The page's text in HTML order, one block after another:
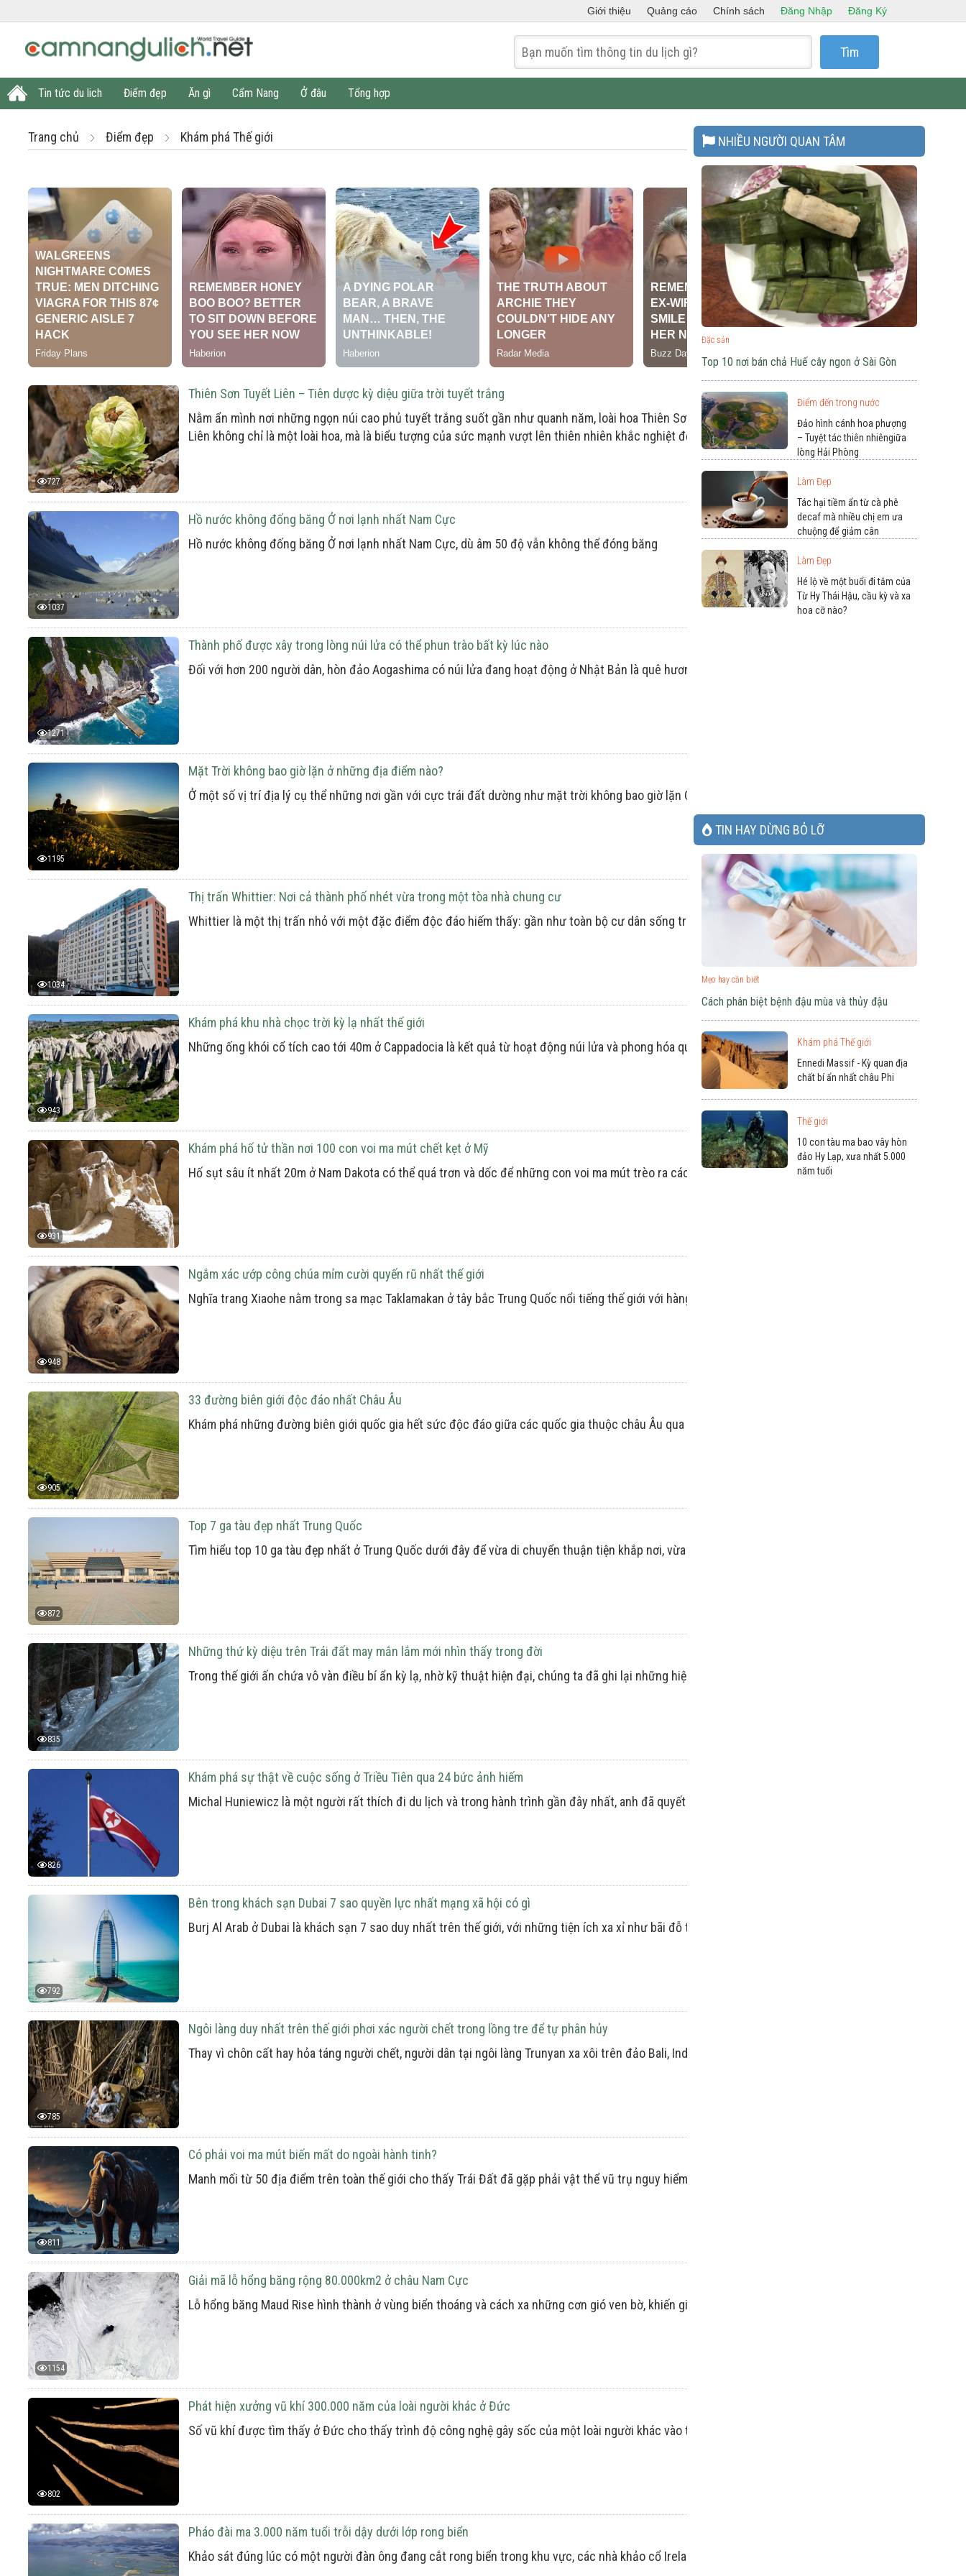
Giới thiệu Quảng cáo Chính sách Đăng Nhập Đăng Ký
Tìm
Tin tức du lich Điểm đẹp Ăn gì Cẩm Nang Ở đâu Tổng hợp
Trang chủ Điểm đẹp Khám phá Thế giới
727
Thiên Sơn Tuyết Liên – Tiên dược kỳ diệu giữa trời tuyết trắng
Nằm ẩn mình nơi những ngọn núi cao phủ tuyết trắng suốt gần như quanh năm, loài hoa Thiên Sơn Tuyết Liên (雪莲花) từ lâu đã được người đời gọi
Liên không chỉ là một loài hoa, mà là biểu tượng của sức mạnh vượt lên thiên nhiên khắc nghiệt để chữa lành, để sống sót, và để tỏa sáng.
1037
Hồ nước không đống băng Ở nơi lạnh nhất Nam Cực
Hồ nước không đống băng Ở nơi lạnh nhất Nam Cực, dù âm 50 độ vẫn không thể đóng băng
1271
Thành phố được xây trong lòng núi lửa có thể phun trào bất kỳ lúc nào
Đối với hơn 200 người dân, hòn đảo Aogashima có núi lửa đang hoạt động ở Nhật Bản là quê hương. Nó có thể phun trào bất cứ lúc nào, nhưng người
1195
Mặt Trời không bao giờ lặn ở những địa điểm nào?
Ở một số vị trí địa lý cụ thể những nơi gần với cực trái đất dường như mặt trời không bao giờ lặn Canada Thụy Điển hay Na Uy là những điểm đến như
1034
Thị trấn Whittier: Nơi cả thành phố nhét vừa trong một tòa nhà chung cư
Whittier là một thị trấn nhỏ với một đặc điểm độc đáo hiếm thấy: gần như toàn bộ cư dân sống trong cùng một tòa nhà chung cư 14 tầng.
943
Khám phá khu nhà chọc trời kỳ lạ nhất thế giới
Những ống khói cổ tích cao tới 40m ở Cappadocia là kết quả từ hoạt động núi lửa và phong hóa qua hàng triệu năm, cung cấp nơi sinh sống độc đáo
931
Khám phá hố tử thần nơi 100 con voi ma mút chết kẹt ở Mỹ
Hố sụt sâu ít nhất 20m ở Nam Dakota có thể quá trơn và dốc để những con voi ma mút trèo ra cách đây 190.000 năm.
948
Ngắm xác ướp công chúa mỉm cười quyến rũ nhất thế giới
Nghĩa trang Xiaohe nằm trong sa mạc Taklamakan ở tây bắc Trung Quốc nổi tiếng thế giới với hàng trăm xác ướp bí ẩn.
905
33 đường biên giới độc đáo nhất Châu Âu
Khám phá những đường biên giới quốc gia hết sức độc đáo giữa các quốc gia thuộc châu Âu qua chùm ảnh được chụp bởi nhiếp ảnh gia Valerio
872
Top 7 ga tàu đẹp nhất Trung Quốc
Tìm hiểu top 10 ga tàu đẹp nhất ở Trung Quốc dưới đây để vừa di chuyển thuận tiện khắp nơi, vừa có thể check in sống ảo thỏa thích nhé!
835
Những thứ kỳ diệu trên Trái đất may mắn lắm mới nhìn thấy trong đời
Trong thế giới ấn chứa vô vàn điều bí ẩn kỳ lạ, nhờ kỹ thuật hiện đại, chúng ta đã ghi lại những hiện tượng mà phải may mắn lắm mới được nhìn thấy
826
Khám phá sự thật về cuộc sống ở Triều Tiên qua 24 bức ảnh hiếm
Michal Huniewicz là một người rất thích đi du lịch và trong hành trình gần đây nhất, anh đã quyết định tới Triều Tiên để khám phá cuộc sống thực của
792
Bên trong khách sạn Dubai 7 sao quyền lực nhất mạng xã hội có gì
Burj Al Arab ở Dubai là khách sạn 7 sao duy nhất trên thế giới, với những tiện ích xa xỉ như bãi đỗ trực thăng hay nội thất dát vàng...
785
Ngôi làng duy nhất trên thế giới phơi xác người chết trong lồng tre để tự phân hủy
Thay vì chôn cất hay hỏa táng người chết, người dân tại ngôi làng Trunyan xa xôi trên đảo Bali, Indonesia đã đặt các thi thể vào lồng tre, phơi dưới
811
Có phải voi ma mút biến mất do ngoài hành tinh?
Manh mối từ 50 địa điểm trên toàn thế giới cho thấy Trái Đất đã gặp phải vật thể vũ trụ nguy hiểm vào đúng thời điểm loài ma mút bắt đầu biến mất.
1154
Giải mã lỗ hổng băng rộng 80.000km2 ở châu Nam Cực
Lỗ hổng băng Maud Rise hình thành ở vùng biển thoáng và cách xa những cơn gió ven bờ, khiến giới khoa học bối rối suốt nhiều năm.
802
Phát hiện xưởng vũ khí 300.000 năm của loài người khác ở Đức
Số vũ khí được tìm thấy ở Đức cho thấy trình độ công nghệ gây sốc của một loài người khác vào thời điểm mà Homo sapiens mới
Pháo đài ma 3.000 năm tuổi trỗi dậy dưới lớp rong biển
Khảo sát đúng lúc có một người đàn ông đang cắt rong biển trong khu vực, các nhà khảo cổ Ireland đã phát hiện
NHIỀU NGƯỜI QUAN TÂM
Đặc sản
Top 10 nơi bán chả Huế cây ngon ở Sài Gòn
Điểm đến trong nước
Đảo hình cánh hoa phượng
– Tuyệt tác thiên nhiêngiữa
lòng Hải Phòng
Làm Đẹp
Tác hại tiềm ẩn từ cà phê
decaf mà nhiều chị em ưa
chuộng để giảm cân
Làm Đẹp
Hé lộ về một buổi đi tắm của
Từ Hy Thái Hậu, cầu kỳ và xa
hoa cỡ nào?
TIN HAY DỪNG BỎ LỠ
Mẹo hay cần biết
Cách phân biệt bệnh đậu mùa và thủy đậu
Khám phá Thế giới
Ennedi Massif - Kỳ quan địa
chất bí ẩn nhất châu Phi
Thế giới
10 con tàu ma bao vây hòn
đảo Hy Lạp, xưa nhất 5.000
năm tuổi